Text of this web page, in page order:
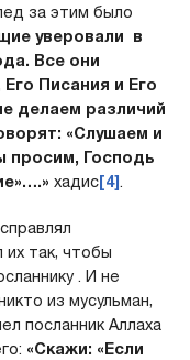
за этим было
уверовали в
Все они
Писания и Его
делаем раз­личий
«Слушаем и
просим, Господь
хадис[4].
их так, чтобы
. И не
из мусульман,
посланник Аллаха
«Скажи: «Если